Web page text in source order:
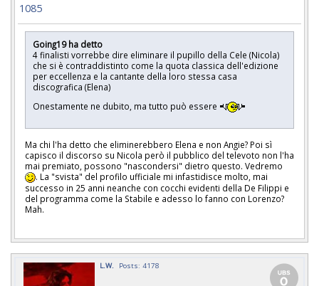
1085
Going19 ha detto
4 finalisti vorrebbe dire eliminare il pupillo della Cele (Nicola)
che si è contraddistinto come la quota classica dell'edizione
per eccellenza e la cantante della loro stessa casa
discografica (Elena)
Onestamente ne dubito, ma tutto può essere
Ma chi l'ha detto che eliminerebbero Elena e non Angie? Poi sì
capisco il discorso su Nicola però il pubblico del televoto non l'ha
mai premiato, possono "nascondersi" dietro questo. Vedremo
. La "svista" del profilo ufficiale mi infastidisce molto, mai
successo in 25 anni neanche con cocchi evidenti della De Filippi e
del programma come la Stabile e adesso lo fanno con Lorenzo?
Mah.
L.W. Posts: 4178